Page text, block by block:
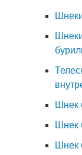
Шнек
Шнек
Шнек